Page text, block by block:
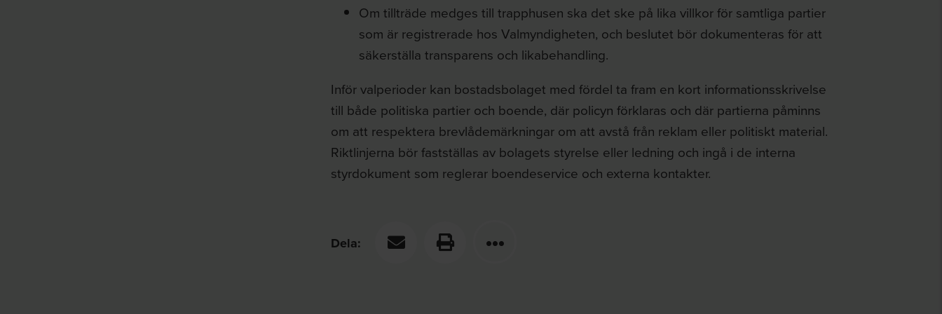
Om tillträde medges till trapphusen ska det ske på lika villkor för samtliga partier
som är registrerade hos Valmyndigheten, och beslutet bör dokumenteras för att
säkerställa transparens och likabehandling.
Inför valperioder kan bostadsbolaget med fördel ta fram en kort informationsskrivelse
till både politiska partier och boende, där policyn förklaras och där partierna påminns
om att respektera brevlådemärkningar om att avstå från reklam eller politiskt material.
Riktlinjerna bör fastställas av bolagets styrelse eller ledning och ingå i de interna
styrdokument som reglerar boendeservice och externa kontakter.
Dela: